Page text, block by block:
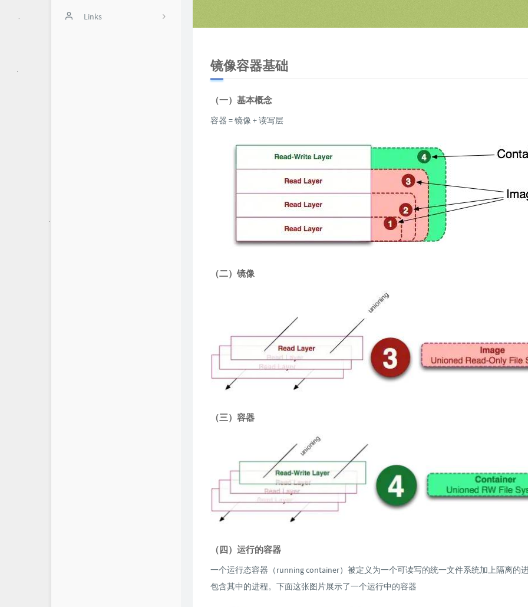
12
斐讯N1
积分商城
Links
镜像容器基础
（一）基本概念
容器 = 镜像 + 读写层
（二）镜像
（三）容器
（四）运行的容器
一个运行态容器（running container）被定义为一个可读写的统一文件系统加上隔离的
包含其中的进程。下面这张图片展示了一个运行中的容器